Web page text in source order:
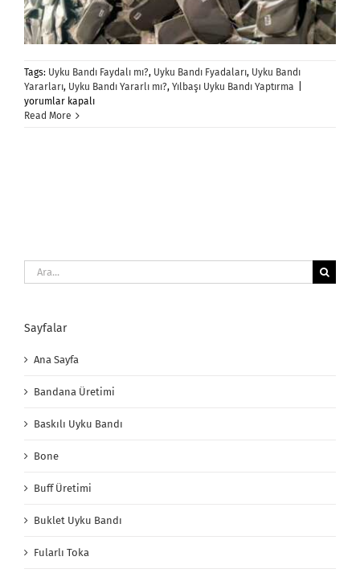
Tags: Uyku Bandı Faydalı mı?, Uyku Bandı Fyadaları, Uyku Bandı
Yararları, Uyku Bandı Yararlı mı?, Yılbaşı Uyku Bandı Yaptırma
yorumlar kapalı
Read More
Ara:
Sayfalar
Ana Sayfa
Bandana Üretimi
Baskılı Uyku Bandı
Bone
Buff Üretimi
Buklet Uyku Bandı
Fularlı Toka